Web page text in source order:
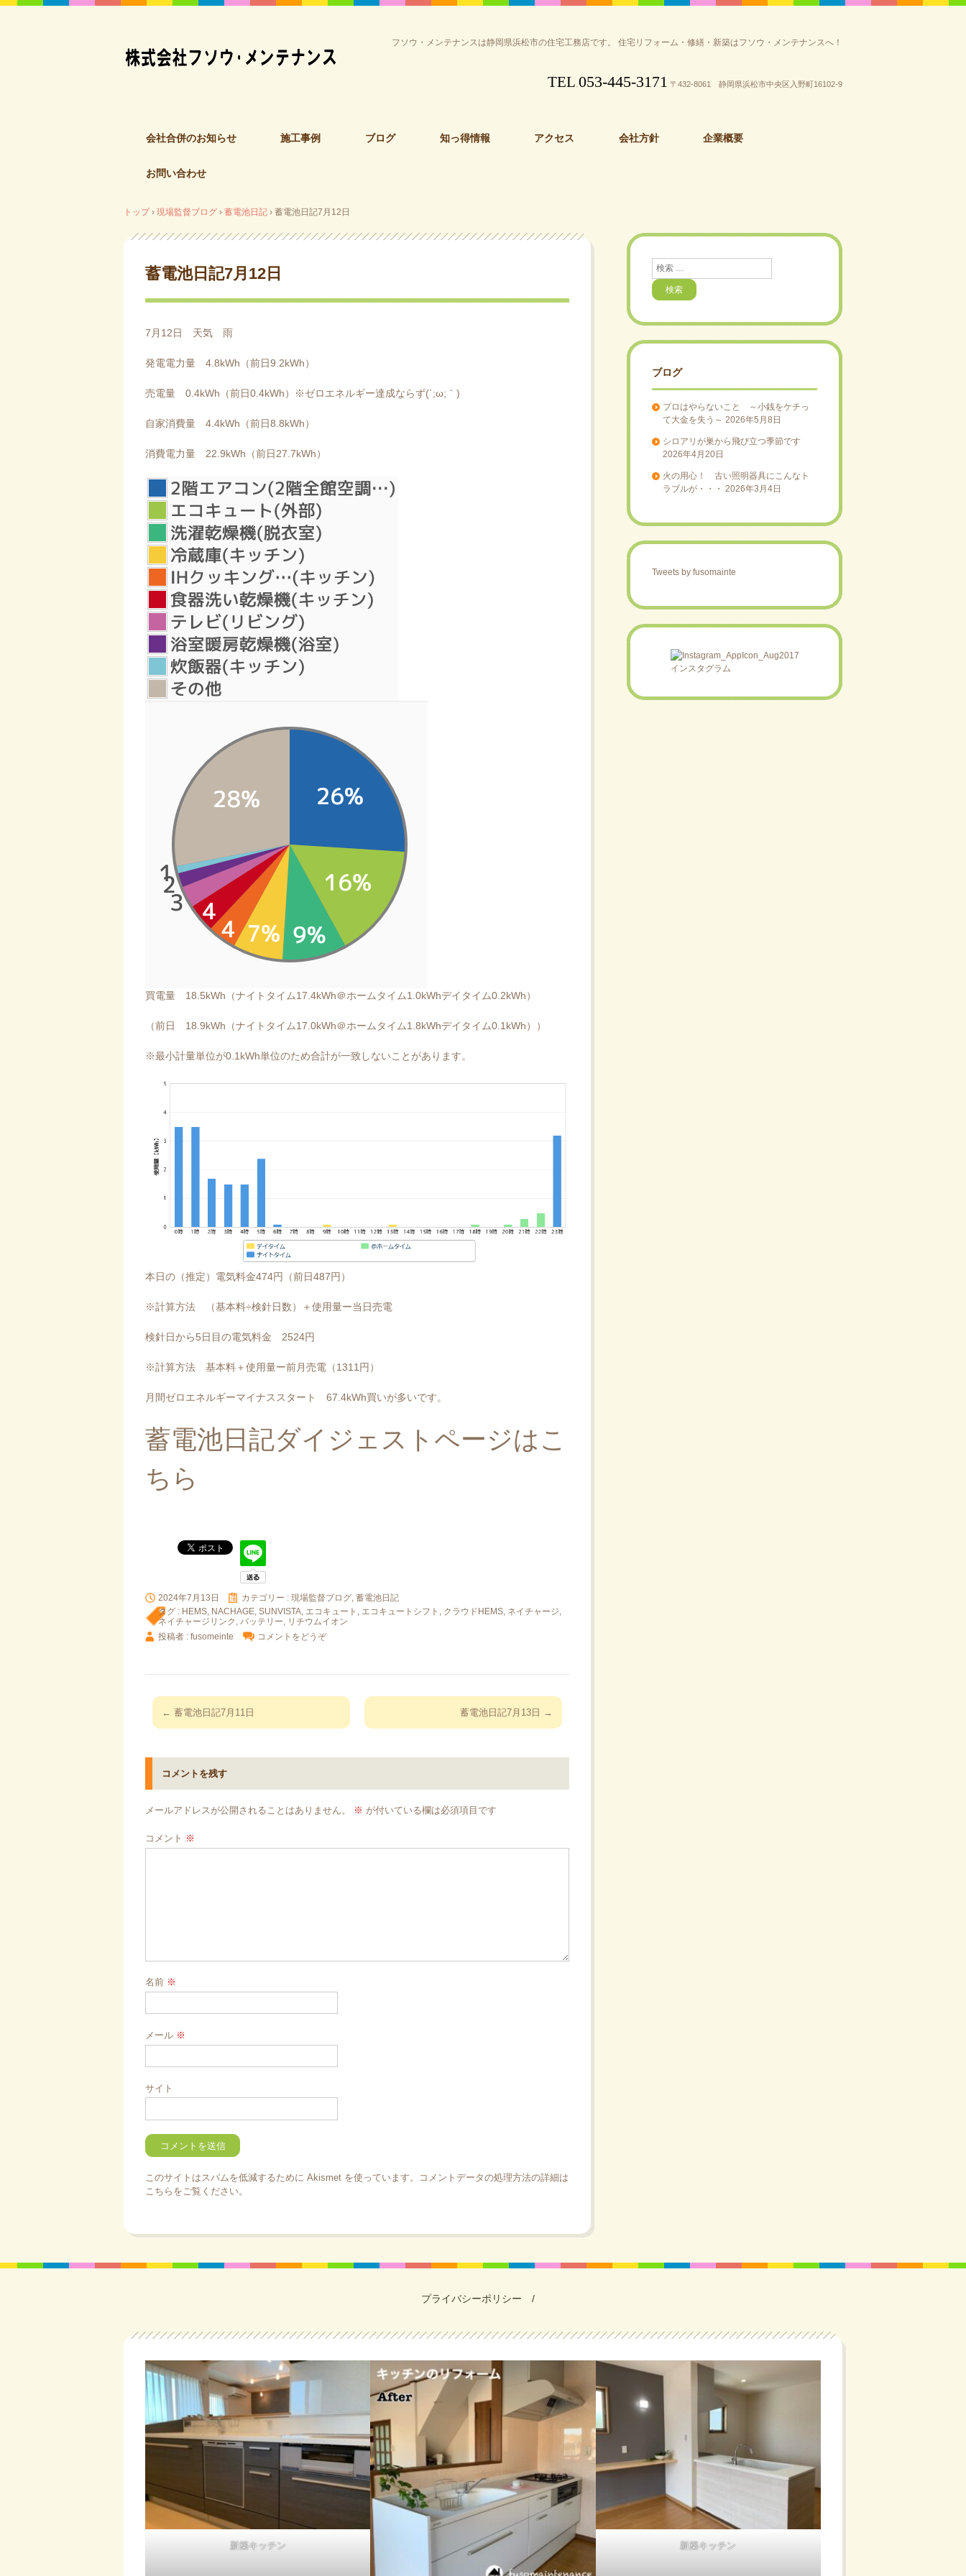
フソウ・メンテナンスは静岡県浜松市の住宅工務店です。 住宅リフォーム・修繕・新築はフソウ・メンテナンスへ！
TEL 053-445-3171 〒432-8061 静岡県浜松市中央区入野町16102-9
会社合併のお知らせ 施工事例 ブログ 知っ得情報 アクセス 会社方針 企業概要
お問い合わせ
トップ › 現場監督ブログ › 蓄電池日記 › 蓄電池日記7月12日
蓄電池日記7月12日
7月12日 天気 雨
発電電力量 4.8kWh（前日9.2kWh）
売電量 0.4kWh（前日0.4kWh）※ゼロエネルギー達成ならず(´;ω;｀)
自家消費量 4.4kWh（前日8.8kWh）
消費電力量 22.9kWh（前日27.7kWh）
買電量 18.5kWh（ナイトタイム17.4kWh＠ホームタイム1.0kWhデイタイム0.2kWh）
（前日 18.9kWh（ナイトタイム17.0kWh＠ホームタイム1.8kWhデイタイム0.1kWh））
※最小計量単位が0.1kWh単位のため合計が一致しないことがあります。
本日の（推定）電気料金474円（前日487円）
※計算方法 （基本料÷検針日数）＋使用量ー当日売電
検針日から5日目の電気料金 2524円
※計算方法 基本料＋使用量ー前月売電（1311円）
月間ゼロエネルギーマイナススタート 67.4kWh買いが多いです。
蓄電池日記ダイジェストページはこ
ちら
2024年7月13日 カテゴリー : 現場監督ブログ, 蓄電池日記
タグ : HEMS NACHAGE SUNVISTA エコキュート エコキュートシフト クラウドHEMS ネイチャージ
ネイチャージリンク
バッテリー
リチウムイオン
投稿者 : fusomeinte
コメントをどうぞ
投
稿
ビ
ゲ
シ
ョ
← 蓄電池日記7月11日 蓄電池日記7月13日 →
コメントを残す
メールアドレスが公開されることはありません。 ※ が付いている欄は必須項目です
コメント ※
名前 ※
メール ※
サイト
このサイトはスパムを低減するために Akismet を使っています。
コメントデータの処理方法の詳細は
こちらをご覧ください。
検
索
ブログ
プロはやらないこと ～小銭をケチっ
て大金を失う～ 2026年5月8日
シロアリが巣から飛び立つ季節です
2026年4月20日
火の用心！ 古い照明器具にこんなト
ラブルが・・・
2026年3月4日
Tweets by fusomainte
インスタグラム
プライバシーポリシー
新築キッチン 新築キッチン